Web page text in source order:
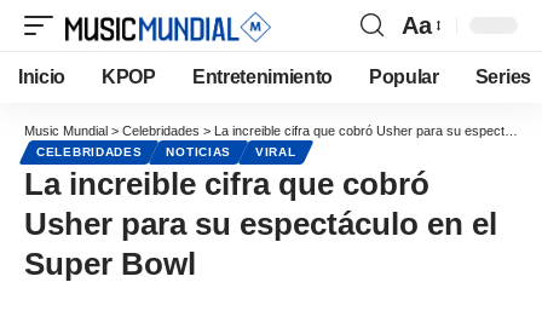
Aa
Inicio KPOP Entretenimiento Popular Series
Music Mundial > Celebridades > La increible cifra que cobró Usher para su espectáculo en el Super Bowl
CELEBRIDADES NOTICIAS VIRAL
La increible cifra que cobró
Usher para su espectáculo en el
Super Bowl